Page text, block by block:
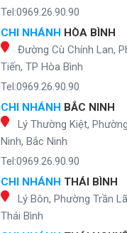
Tel:0969.26.90.90
CHI NHÁNH HÒA BÌNH
Đường Cù Chính Lan,
Tiến, TP Hòa Bình
Tel:0969.26.90.90
CHI NHÁNH BẮC NINH
Lý Thường Kiệt,
Ninh, Bắc Ninh
Tel:0969.26.90.90
CHI NHÁNH THÁI BÌNH
Lý Bôn, Phường Trần
Thái Bình